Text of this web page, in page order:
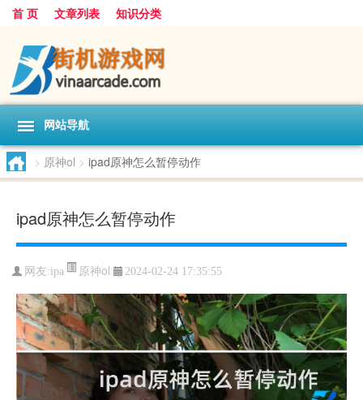
首 页 文章列表 知识分类
网站导航
> 原神ol > ipad原神怎么暂停动作
ipad原神怎么暂停动作
网友:ipa 原神ol 2024-02-24 17:35:55